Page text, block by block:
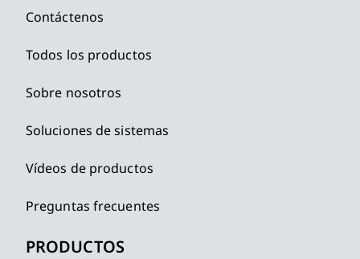
Contáctenos
Todos los productos
Sobre nosotros
Soluciones de sistemas
Vídeos de productos
Preguntas frecuentes
PRODUCTOS